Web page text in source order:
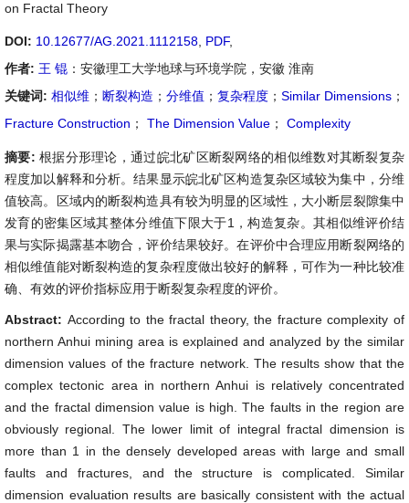
on Fractal Theory
DOI: 10.12677/AG.2021.1112158 PDF,
作者: 王 锟 ：安徽理工大学地球与环境学院，安徽 淮南
关键词: 相似维 ； 断裂构造 ； 分维值 ； 复杂程度 ； Similar Dimensions ；
Fracture Construction ； The Dimension Value ； Complexity
摘要: 根据分形理论，通过皖北矿区断裂网络的相似维数对其断裂复杂
程度加以解释和分析。结果显示皖北矿区构造复杂区域较为集中，分维
值较高。区域内的断裂构造具有较为明显的区域性，大小断层裂隙集中
发育的密集区域其整体分维值下限大于1，构造复杂。其相似维评价结
果与实际揭露基本吻合，评价结果较好。在评价中合理应用断裂网络的
相似维值能对断裂构造的复杂程度做出较好的解释，可作为一种比较准
确、有效的评价指标应用于断裂复杂程度的评价。
Abstract: According to the fractal theory, the fracture complexity of
northern Anhui mining area is explained and analyzed by the similar
dimension values of the fracture network. The results show that the
complex tectonic area in northern Anhui is relatively concentrated
and the fractal dimension value is high. The faults in the region are
obviously regional. The lower limit of integral fractal dimension is
more than 1 in the densely developed areas with large and small
faults and fractures, and the structure is complicated. Similar
dimension evaluation results are basically consistent with the actual